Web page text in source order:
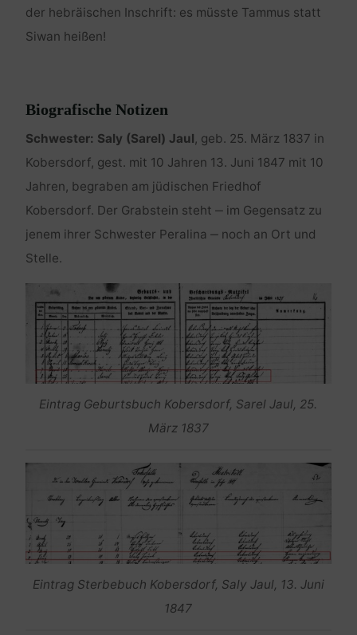
der hebräischen Inschrift: es müsste Tammus statt
Siwan heißen!
Biografische Notizen
Schwester: Saly (Sarel) Jaul, geb. 25. März 1837 in
Kobersdorf, gest. mit 10 Jahren 13. Juni 1847 mit 10
Jahren, begraben am jüdischen Friedhof
Kobersdorf. Der Grabstein steht ‒ im Gegensatz zu
jenem ihrer Schwester Peralina ‒ noch an Ort und
Stelle.
Eintrag Geburtsbuch Kobersdorf, Sarel Jaul, 25.
März 1837
Eintrag Sterbebuch Kobersdorf, Saly Jaul, 13. Juni
1847